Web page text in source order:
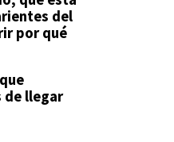
del
por qué
de llegar